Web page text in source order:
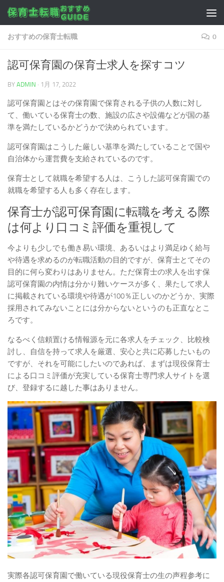
コンテンツへスキップ
おすすめの保育士転職 0
認可保育園の保育士求人を探すコツ
BY ADMIN · 1月 17, 2022
認可保育園とはその保育園で保育される子供の人数に対し
て、働いている保育士の数、施設の広さや設備などが国の基
準を満たしているかどうかで決められています。
認可保育園はこうした厳しい基準を満たしていることで国や
自治体から運営費を支給されているのです。
保育士として就職を希望する人は、こうした認可保育園での
就職を希望する人も多く存在します。
保育士が認可保育園に転職を考える際
は何より口コミ評価を重視して
今よりも少しでも働き易い環境、あるいはより満足ゆく給与
や待遇を求めるのが転職活動の目的ですが、保育士とてその
目的に何ら変わりはありません。ただ保育士の求人を出す保
認可保育園の内情は分かり難いケースが多く、果たして求人
に掲載されている環境や待遇が100％正しいのかどうか、実際
採用されてみないことには分からないというのも正直なとこ
ろです。
なるべく信頼置ける情報源を元に各求人をチェック、比較検
討し、自信を持って求人を厳選、安心と共に応募したいもの
ですが、それを可能にしたいのであれば、まずは現役保育士
による口コミ評価が充実している保育士専門求人サイトを選
び、登録するに越した事はありません。
実際各認可保育園で働いている現役保育士の生の声程参考に